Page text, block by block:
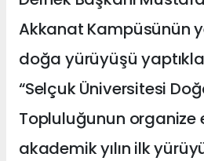
Akkanat Kampüsünün
doğa yürüyüşü
“Selçuk Üniversitesi
Topluluğunun organize
akademik yılın ilk